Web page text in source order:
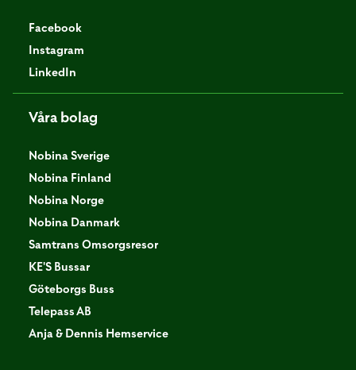
Facebook
Instagram
LinkedIn
Våra bolag
Nobina Sverige
Nobina Finland
Nobina Norge
Nobina Danmark
Samtrans Omsorgsresor
KE'S Bussar
Göteborgs Buss
Telepass AB
Anja & Dennis Hemservice